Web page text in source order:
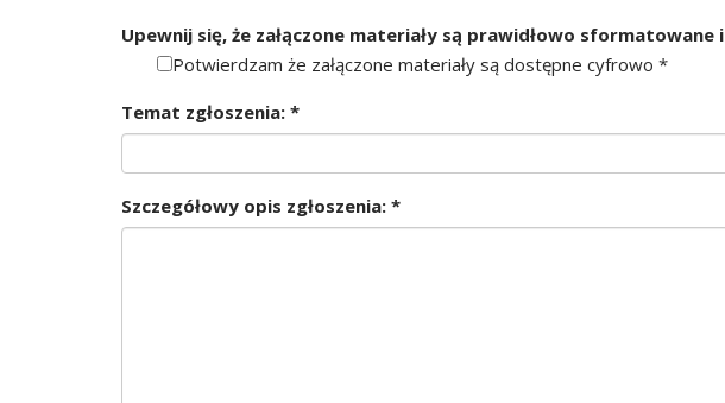
Upewnij się, że załączone materiały są prawidłowo sformatowane i
Potwierdzam że załączone materiały są dostępne cyfrowo *
Temat zgłoszenia: *
Szczegółowy opis zgłoszenia: *